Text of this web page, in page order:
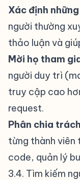
Xác định
người thường
thảo luận và
Mời họ tham
người duy trì
truy cập cao
request.
Phân chia
từng thành viên
code, quản lý
3.4. Tìm kiếm